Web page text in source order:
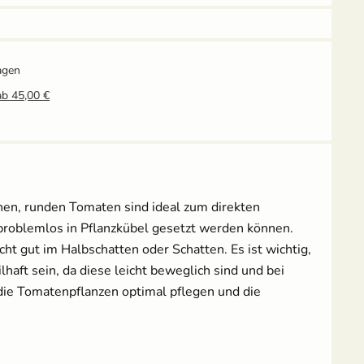
10,49 €
UVP14,95 €
Anzuchtschalen Set &
Erdtopfpresse
[Kunststoff]
17,99 €
45,00 €
runden Tomaten sind ideal zum direkten
in Pflanzkübel gesetzt werden können.
gut im Halbschatten oder Schatten. Es ist wichtig,
sein, da diese leicht beweglich sind und bei
Tomatenpflanzen optimal pflegen und die